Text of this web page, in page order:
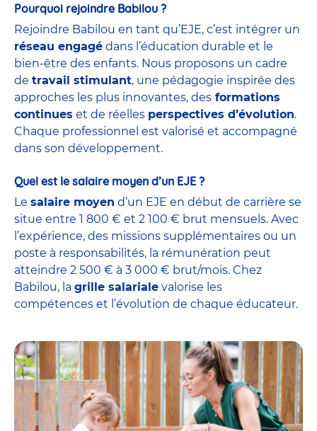
Pourquoi rejoindre Babilou ?
Rejoindre Babilou en tant qu’EJE, c’est intégrer un
réseau engagé dans l’éducation durable et le
bien-être des enfants. Nous proposons un cadre
de travail stimulant, une pédagogie inspirée des
approches les plus innovantes, des formations
continues et de réelles perspectives d’évolution.
Chaque professionnel est valorisé et accompagné
dans son développement.
Quel est le salaire moyen d’un EJE ?
Le salaire moyen d’un EJE en début de carrière se
situe entre 1 800 € et 2 100 € brut mensuels. Avec
l’expérience, des missions supplémentaires ou un
poste à responsabilités, la rémunération peut
atteindre 2 500 € à 3 000 € brut/mois. Chez
Babilou, la grille salariale valorise les
compétences et l’évolution de chaque éducateur.